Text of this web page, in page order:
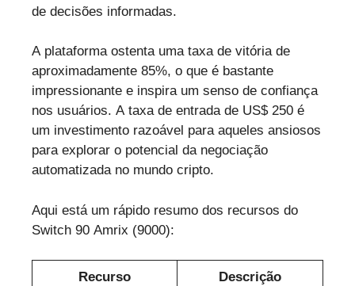
de decisões informadas.
A plataforma ostenta uma taxa de vitória de
aproximadamente 85%, o que é bastante
impressionante e inspira um senso de confiança
nos usuários. A taxa de entrada de US$ 250 é
um investimento razoável para aqueles ansiosos
para explorar o potencial da negociação
automatizada no mundo cripto.
Aqui está um rápido resumo dos recursos do
Switch 90 Amrix (9000):
Recurso Descrição